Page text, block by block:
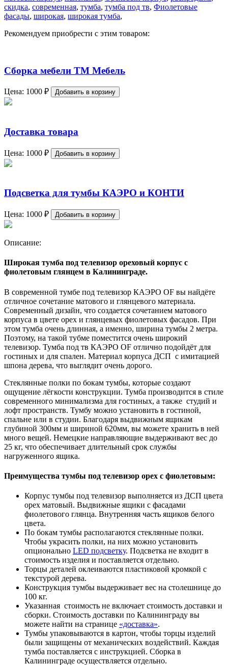
скидка, современная, тумба, тумба под тв, Фиолетовые
фасады, широкая, широкая тумба,
Рекомендуем приобрести с этим товаром:
Сборка мебели ТМ Мебель
Цена: 1000 ₽ Добавить в корзину
Доставка товара
Цена: 1000 ₽ Добавить в корзину
Подсветка для тумбы КАЭРО и КОНТИ
Цена: 1000 ₽ Добавить в корзину
Описание:
Широкая тумба под телевизор ореховый корпус с
фиолетовым глянцем в Калининграде.
В современной тумбе под телевизор КАЭРО OF вы найдёте
отличное сочетание матового и глянцевого материала.
Современный дизайн, что создается сочетанием матового
корпуса в цвете орех и глянцевых фиолетовых фасадов. При
этом тумба очень длинная, а именно, ширина тумбы 2 метра.
Поэтому, на такой тубме поместится очень широкий
телевизор. Тумба под тв КАЭРО OF отлично подойдёт для
гостиных и для спален. Материал корпуса ДСП с имитацией
шпона дерева, что выглядит очень дорого.
Стеклянные полки по бокам тумбы, которые создают
ощущение лёгкости конструкции. Тумба производится в стиле
современного минимализма для гостиных, а также студий и
лофт пространств. Тумбу можно установить в гостиной,
спальне или в студии. Благодаря выдвижным ящикам
глубиной 300мм и шириной 620мм, вы можете хранить в ней
много вещей. Немецкие направляющие выдерживают вес до
25 кг, что обеспечивает длительный срок службы
нагруженного ящика.
Преимущества тумбы под телевизор орех с фиолетовым:
Корпус тумбы под телевизор выполняется из ДСП цвета
орех матовый. Выдвижные ящики с фасадами
фиолетового глянца. Внутренняя часть ящиков белого
цвета.
По бокам тумбы располагаются стеклянные полки.
Чтобы украсить полки, на них можно установить
опционально LED подсветку. Подсветка не входит в
стоимость изделия и поставляется отдельно.
Торцы деталей оклеиваются пластиковой кромкой с
текстурой дерева.
Конструкция тумбы выдерживает вес на столешнице до
100 кг.
Указанная стоимость не включает стоимость доставки и
сборки. Стоимость доставки по Калининграду вы
можете найти на странице «доставка».
Тумбы упаковываются в картон, чтобы торцы изделий
были защищены от механических воздействий. Каждая
тумба поставляется с инструкцией. Сборка в
Калининграде осуществляется отдельно.